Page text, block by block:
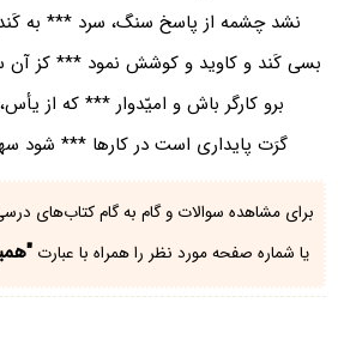
نشد چشمه از پاسخ سنگ، سرد *** به
بسی کَند و کاوید و کوشش نمود *** کز آن
برو کارگر باش و امیّدوار *** که از
گرَت پایداری است در کارها *** شود
برای مشاهده سوالات و گام به گام کتاب‌های
یا شماره صفحه مورد نظر را همراه با عبارت